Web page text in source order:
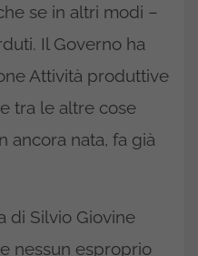
se in altri modi –
Il Governo ha
Attività produttive
tra le altre cose
ancora nata, fa già
di Silvio Giovine
nessun esproprio